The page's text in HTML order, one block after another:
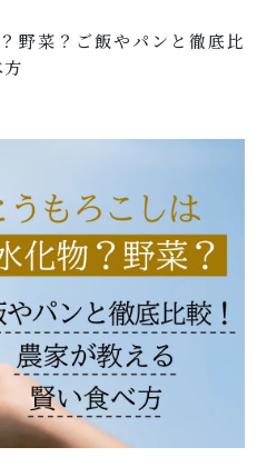
い合わせ
野菜？ご飯やパンと徹底比